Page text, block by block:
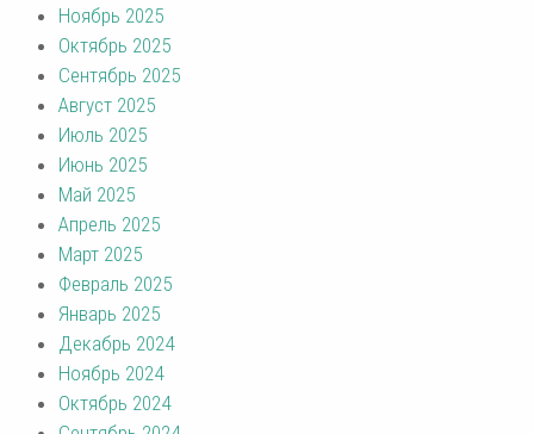
Ноябрь 2025
Октябрь 2025
Сентябрь 2025
Август 2025
Июль 2025
Июнь 2025
Май 2025
Апрель 2025
Март 2025
Февраль 2025
Январь 2025
Декабрь 2024
Ноябрь 2024
Октябрь 2024